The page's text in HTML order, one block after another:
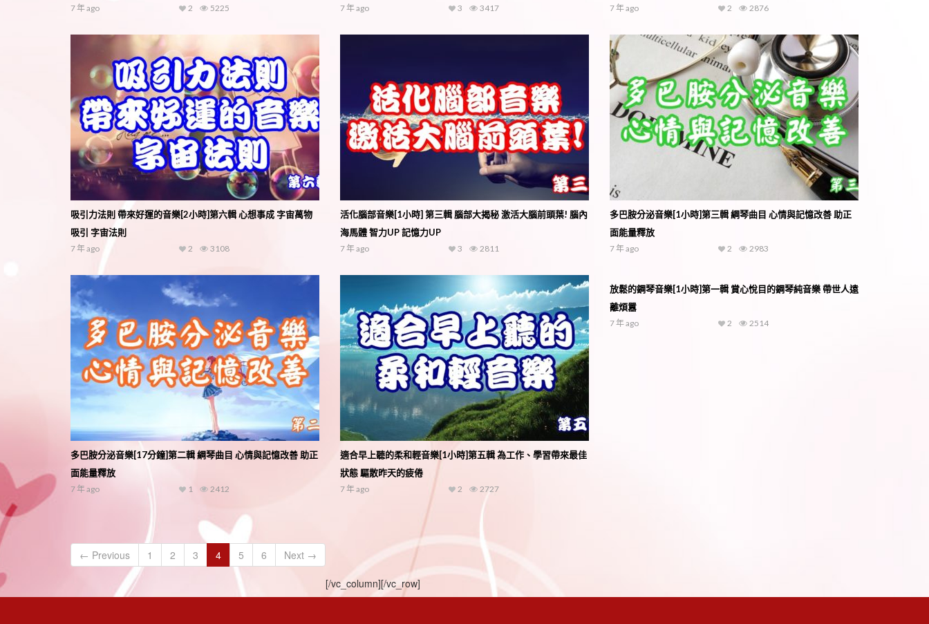
7 年 ago 5225
2 7 年 ago 3417
3 7 年 ago 2876
2
吸引力法則 帶來好運的音樂[2小時]第六輯 心想事成 字宙萬物
吸引 字宙法則
7 年 ago 3108
2
活化腦部音樂[1小時] 第三輯 腦部大揭秘 激活大腦前頭葉! 腦內
海馬體 智力UP 記憶力UP
7 年 ago 2811
3
多巴胺分泌音樂[1小時]第三輯 綱琴曲目 心情與記憶改善 助正
面能量釋放
7 年 ago 2983
2
多巴胺分泌音樂[17分鐘]第二輯 綱琴曲目 心情與記憶改善 助正
面能量釋放
7 年 ago 2412
1
適合早上聽的柔和輕音樂[1小時]第五輯 為工作、學習帶來最佳
狀態 驅散昨天的疲倦
7 年 ago 2727
2
放鬆的鋼琴音樂[1小時]第一輯 賞心悅目的鋼琴純音樂 帶世人遠
離煩囂
7 年 ago 2514
2
← Previous 1 2 3 4 5 6 Next →
[/vc_column][/vc_row]